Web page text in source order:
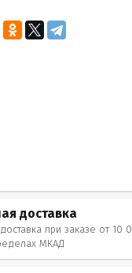
доставка
при заказе от 10
МКАД